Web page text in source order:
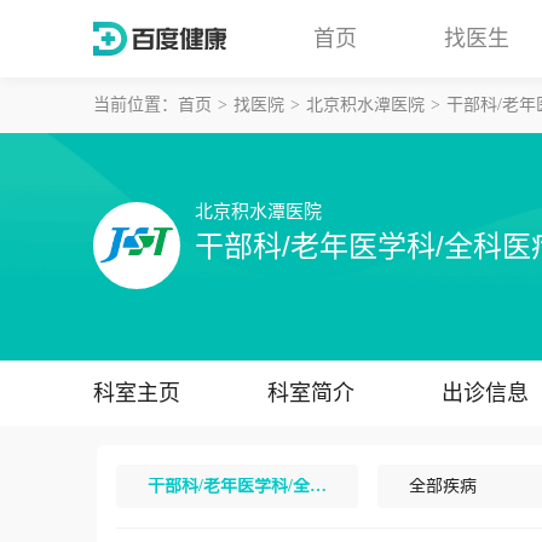
首页 找医生
当前位置： 首页 找医院 北京积水潭医院 干部科/老年
北京积水潭医院
干部科/老年医学科/全科医
科室主页 科室简介 出诊信息
干部科/老年医学科/全科医疗科 全部疾病